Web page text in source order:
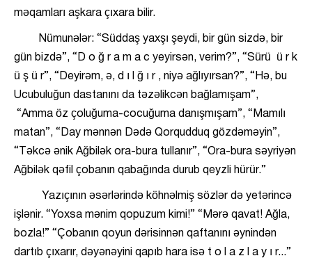
məqamları aşkara çıxara bilir.
Nümunələr: “Süddaş yaxşı şeydi, bir gün sizdə, bir
gün bizdə”, “D o ğ r a m a c yeyirsən, verim?”, “Sürü ü r k
ü ş ü r”, “Deyirəm, ə, d ı l ğ ı r , niyə ağlıyırsan?”, “Hə, bu
Ucubuluğun dastanını da təzəlikcən bağlamışam”,
“Amma öz çoluğuma-cocuğuma danışmışam”, “Mamılı
matan”, “Day mənnən Dədə Qorqudduq gözdəməyin”,
“Təkcə ənik Ağbilək ora-bura tullanır”, “Ora-bura səyriyən
Ağbilək qəfil çobanın qabağında durub qeyzli hürür.”
Yazıçının əsərlərində köhnəlmiş sözlər də yetərincə
işlənir. “Yoxsa mənim qopuzum kimi!” “Mərə qavat! Ağla,
bozla!” “Çobanın qoyun dərisinnən qaftanını əynindən
dartıb çıxarır, dəyənəyini qapıb hara isə t o l a z l a y ı r...”